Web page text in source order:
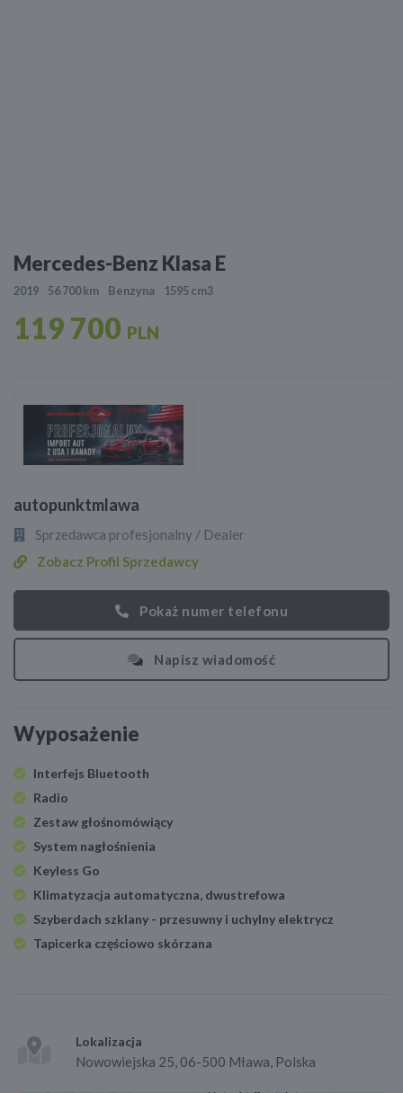
Mercedes-Benz Klasa E
2019 56 700 km Benzyna 1595 cm3
119 700 PLN
autopunktmlawa
Sprzedawca profesjonalny / Dealer
Zobacz Profil Sprzedawcy
Pokaż numer telefonu
Napisz wiadomość
Wyposażenie
Interfejs Bluetooth
Radio
Zestaw głośnomówiący
System nagłośnienia
Keyless Go
Klimatyzacja automatyczna, dwustrefowa
Szyberdach szklany - przesuwny i uchylny elektrycz
Tapicerka częściowo skórzana
Lokalizacja
Nowowiejska 25, 06-500 Mława, Polska